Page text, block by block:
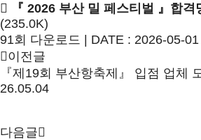
『 2026 부산 밀 페스티벌 』합
(235.0K)
91회 다운로드 | DATE : 2026-05-
이전글
『제19회 부산항축제』 입점 업체
26.05.04
다음글